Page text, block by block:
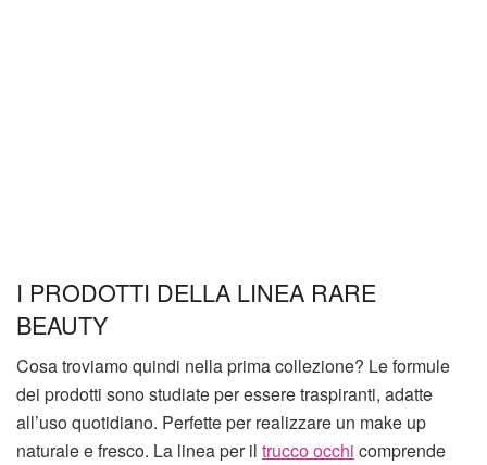
I PRODOTTI DELLA LINEA RARE
BEAUTY
Cosa troviamo quindi nella prima collezione? Le formule
dei prodotti sono studiate per essere traspiranti, adatte
all’uso quotidiano. Perfette per realizzare un make up
naturale e fresco. La linea per il trucco occhi comprende